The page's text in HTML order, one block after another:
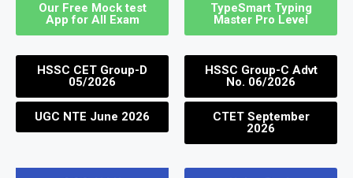
Our Free Mock test
App for All Exam
TypeSmart Typing
Master Pro Level
HSSC CET Group-D
05/2026
HSSC Group-C Advt
No. 06/2026
UGC NTE June 2026
CTET September
2026